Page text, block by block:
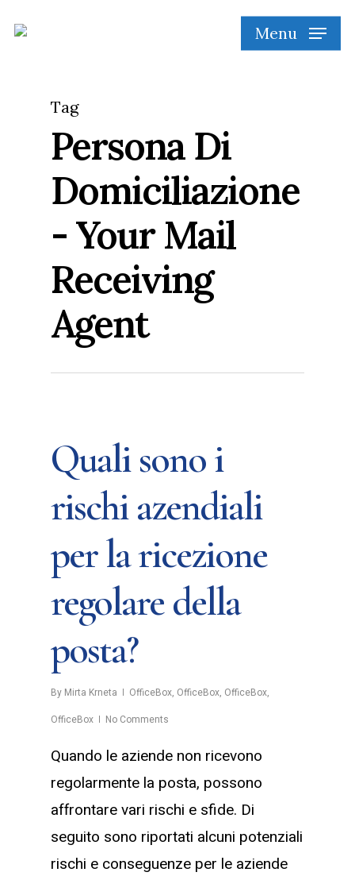
Menu
Tag
Persona Di
Domiciliazione
- Your Mail
Receiving
Agent
Quali sono i
rischi azendiali
per la ricezione
regolare della
posta?
By Mirta Krneta OfficeBox, OfficeBox, OfficeBox,
OfficeBox
No Comments
Quando le aziende non ricevono
regolarmente la posta, possono
affrontare vari rischi e sfide. Di
seguito sono riportati alcuni potenziali
rischi e conseguenze per le aziende